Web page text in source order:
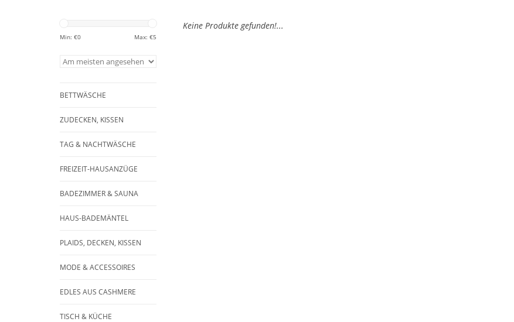
Min: €0 Max: €5
BETTWÄSCHE
ZUDECKEN, KISSEN
TAG & NACHTWÄSCHE
FREIZEIT-HAUSANZÜGE
BADEZIMMER & SAUNA
HAUS-BADEMÄNTEL
PLAIDS, DECKEN, KISSEN
MODE & ACCESSOIRES
EDLES AUS CASHMERE
TISCH & KÜCHE
Keine Produkte gefunden!...